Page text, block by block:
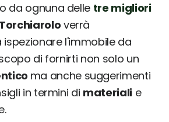
da ognuna delle tre migliori
verrà
l'immobile da
di fornirti non solo un
ma anche suggerimenti
in termini di materialie